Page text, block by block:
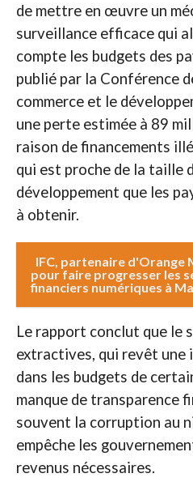
de mettre en œuvre un
surveillance efficace qui
compte les budgets des
publié par la Conférence
commerce et le
une perte estimée à 89
raison de financements
qui est proche de la taille
développement que les
à obtenir.
IFC, partenaire d'Orange
pour faire progresser les
financiers numériques à
Le rapport conclut que le
extractives, qui revêt
dans les budgets de
manque de transparence
souvent la corruption au
empêche les
revenus nécessaires.